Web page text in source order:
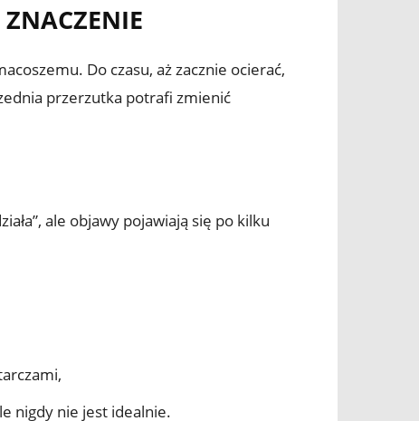
Do czasu, aż zacznie ocierać,
przerzutka potrafi zmienić
ale objawy pojawiają się po kilku
nigdy nie jest idealnie.